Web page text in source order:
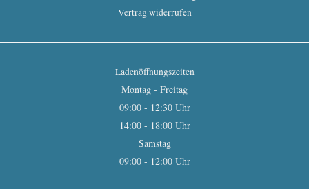
Vertrag widerrufen
Ladenöffnungszeiten
Montag - Freitag
09:00 - 12:30 Uhr
14:00 - 18:00 Uhr
Samstag
09:00 - 12:00 Uhr